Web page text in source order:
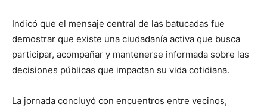
Indicó que el mensaje central de las batucadas fue
demostrar que existe una ciudadanía activa que busca
participar, acompañar y mantenerse informada sobre las
decisiones públicas que impactan su vida cotidiana.
La jornada concluyó con encuentros entre vecinos,